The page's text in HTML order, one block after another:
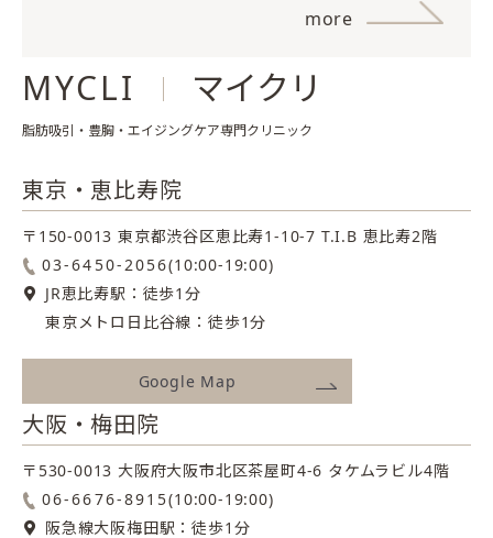
more
MYCLI マイクリ
脂肪吸引・豊胸・エイジングケア専門クリニック
東京・恵比寿院
〒150-0013 東京都渋谷区恵比寿1-10-7 T.I.B 恵比寿2階
03-6450-2056(10:00-19:00)
JR恵比寿駅：徒歩1分
東京メトロ日比谷線：徒歩1分
Google Map
大阪・梅田院
〒530-0013 大阪府大阪市北区茶屋町4-6 タケムラビル4階
06-6676-8915(10:00-19:00)
阪急線大阪梅田駅：徒歩1分